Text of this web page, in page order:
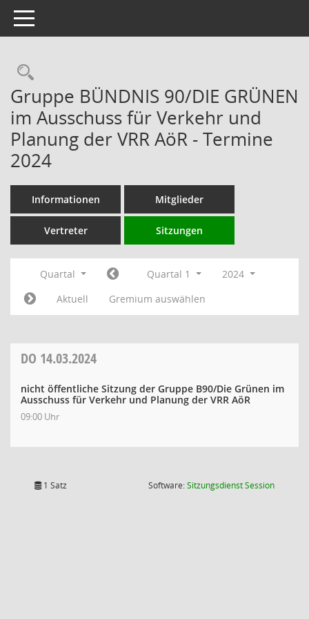
Toggle navigation
Rechercheauswahl
Gruppe BÜNDNIS 90/DIE GRÜNEN
im Ausschuss für Verkehr und
Planung der VRR AöR - Termine
2024
Informationen Mitglieder
Vertreter Sitzungen
Quartal Quartal 1
2024
Aktuell
Gremium auswählen
DO 14.03.2024
nicht öffentliche Sitzung der Gruppe B90/Die Grünen im
Ausschuss für Verkehr und Planung der VRR AöR
09:00 Uhr
1 Satz Software:SitzungsdienstSession(Wird in